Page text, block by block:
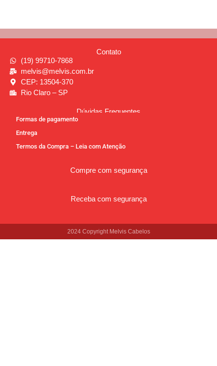
Contato
(19) 99710-7868
melvis@melvis.com.br
CEP: 13504-370
Rio Claro – SP
Dúvidas Frequentes
Formas de pagamento
Entrega
Termos da Compra – Leia com Atenção
Compre com segurança
Receba com segurança
2024 Copyright Melvis Cabelos